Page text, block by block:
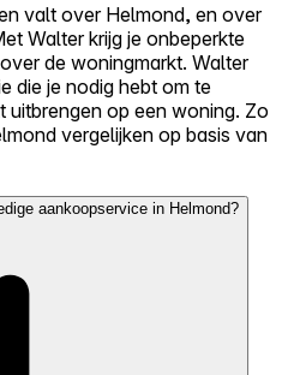
valt over Helmond, en over
Walter krijg je onbeperkte
de woningmarkt. Walter
die je nodig hebt om te
uitbrengen op een woning. Zo
vergelijken op basis van
aankoopservice in Helmond?